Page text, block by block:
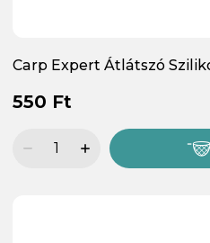
Carp Expert Átlátszó
550 Ft